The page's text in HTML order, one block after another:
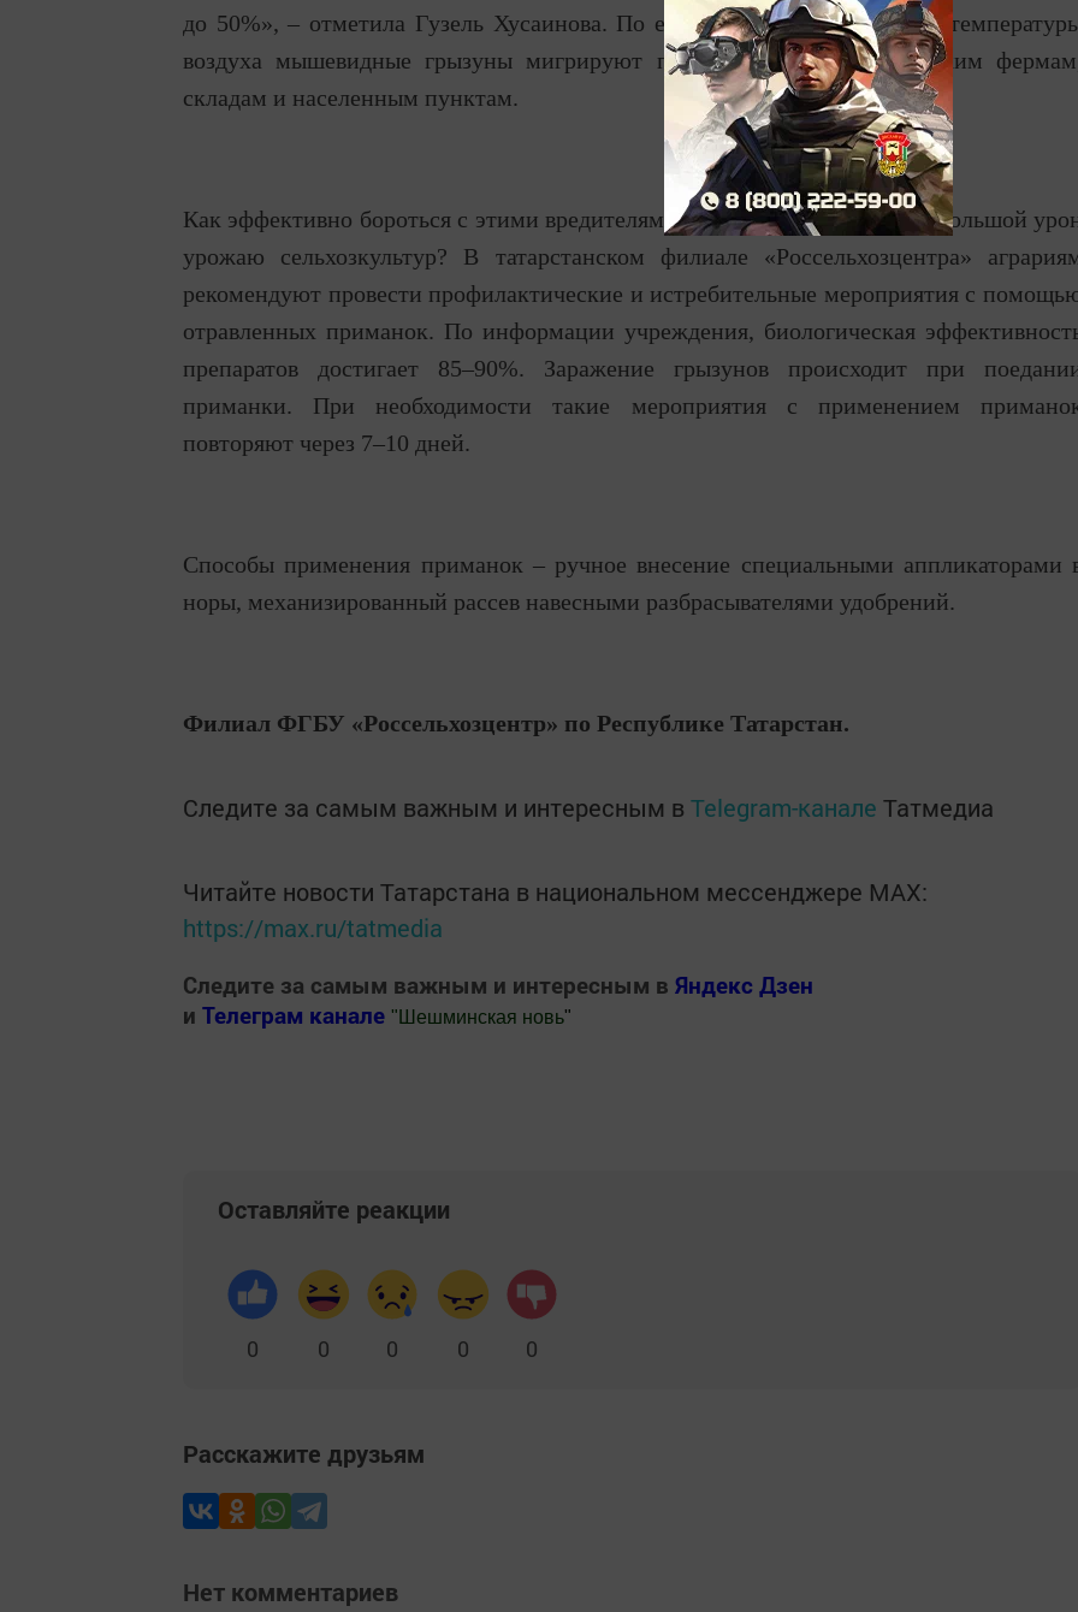
до 50%», – отметила Гузель Хусаинова. По ее словам, при понижении
воздуха мышевидные грызуны мигрируют поближе к животноводческим
складам и населенным пунктам.
Как эффективно бороться с этими вредителями, которые могут нанести большой
урожаю сельхозкультур? В татарстанском филиале «Россельхозцентра»
рекомендуют провести профилактические и истребительные мероприятия с
отравленных приманок. По информации учреждения, биологическая
препаратов достигает 85–90%. Заражение грызунов происходит при
приманки. При необходимости такие мероприятия с применением
повторяют через 7–10 дней.
Способы применения приманок – ручное внесение специальными аппликаторами
норы, механизированный рассев навесными разбрасывателями удобрений.
Филиал ФГБУ «Россельхозцентр» по Республике Татарстан.
Следите за самым важным и интересным в Telegram-канале Татмедиа
Читайте новости Татарстана в национальном мессенджере MАХ:
https://max.ru/tatmedia
Следите за самым важным и интересным в Яндекс Дзен
и Телеграм канале " Шешминская новь"
Оставляйте реакции
0 0 0 0 0
Расскажите друзьям
Нет комментариев